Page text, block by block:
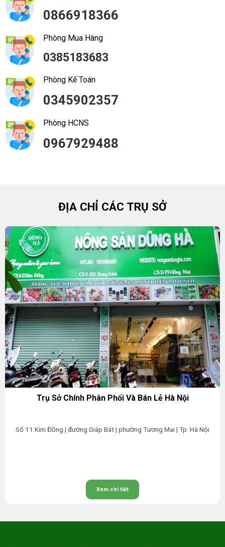
0866918366
Phòng Mua Hàng
0385183683
Phòng Kế Toán
0345902357
Phòng HCNS
0967929488
ĐỊA CHỈ CÁC TRỤ SỞ
Trụ Sở Chính Phân Phối Và Bán Lẻ Hà Nội
Số 11 Kim Đồng | đường Giáp Bát | phường Tương Mai | Tp. Hà Nội
Xem chi tiết